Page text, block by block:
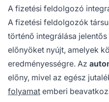
A fizetési feldolgozó
A fizetési feldolgozók
történő integrálása
előnyöket nyújt, amelyek
eredményességre. Az
előny, mivel az egész
folyamat emberi